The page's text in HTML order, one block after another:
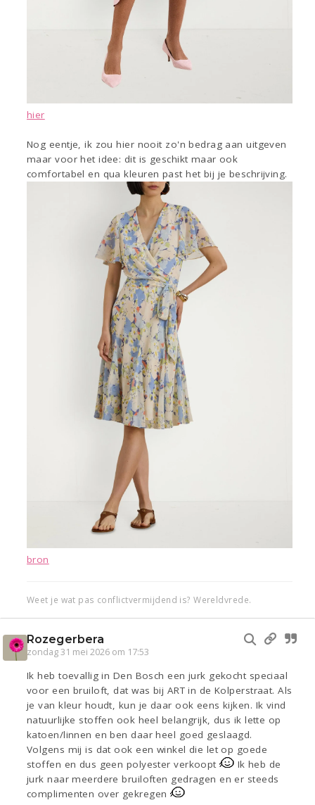
hier
Nog eentje, ik zou hier nooit zo'n bedrag aan uitgeven
maar voor het idee: dit is geschikt maar ook
comfortabel en qua kleuren past het bij je beschrijving.
bron
Weet je wat pas conflictvermijdend is? Wereldvrede.
Rozegerbera
zondag 31 mei 2026 om 17:53
Ik heb toevallig in Den Bosch een jurk gekocht speciaal
voor een bruiloft, dat was bij ART in de Kolperstraat. Als
je van kleur houdt, kun je daar ook eens kijken. Ik vind
natuurlijke stoffen ook heel belangrijk, dus ik lette op
katoen/linnen en ben daar heel goed geslaagd.
Volgens mij is dat ook een winkel die let op goede
stoffen en dus geen polyester verkoopt
Ik heb de
jurk naar meerdere bruiloften gedragen en er steeds
complimenten over gekregen